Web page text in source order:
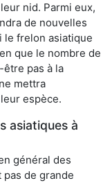
nid. Parmi eux,
de nouvelles
le frelon asiatique
que le nombre de
pas à la
mettra
espèce.
asiatiques à
général des
de grande